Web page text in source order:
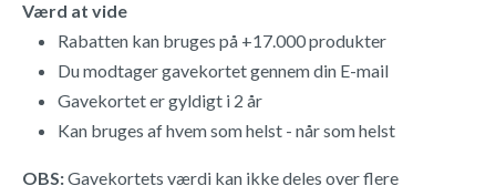
Værd at vide
Rabatten kan bruges på +17.000 produkter
Du modtager gavekortet gennem din E-mail
Gavekortet er gyldigt i 2 år
Kan bruges af hvem som helst - når som helst
OBS:Gavekortets værdi kan ikke deles over flere